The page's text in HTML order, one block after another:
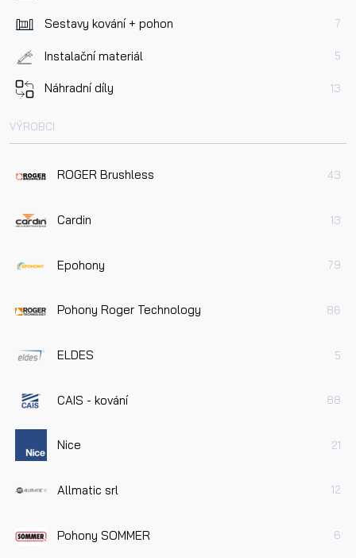
Sestavy kování + pohon 7
Instalační materiál 5
Náhradní díly 13
VÝROBCI
ROGER Brushless 43
Cardin 13
Epohony 79
Pohony Roger Technology 86
ELDES 5
CAIS - kování 88
Nice 21
Allmatic srl 12
Pohony SOMMER 6